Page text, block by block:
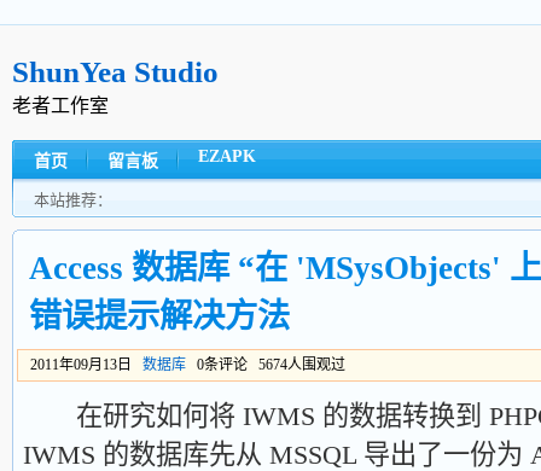
ShunYea Studio
老者工作室
首页 留言板 EZAPK
本站推荐：
Access 数据库 “在 'MSysObjects'
错误提示解决方法
2011年09月13日 数据库 0条评论 5674人围观过
在研究如何将 IWMS 的数据转换到
IWMS 的数据库先从 MSSQL 导出了一份为